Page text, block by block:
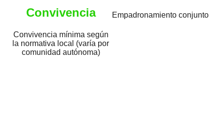
Convivencia
Convivencia mínima según
la normativa local (varía por
comunidad autónoma)
Empadronamiento conjunto